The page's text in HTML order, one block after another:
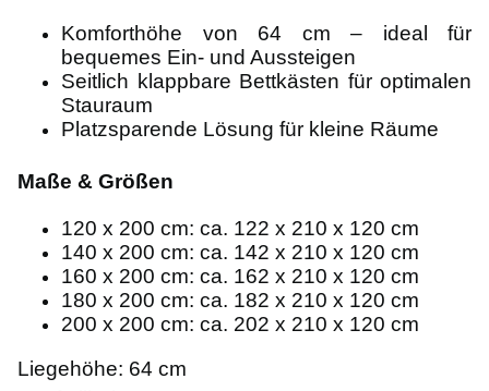
Komforthöhe von 64 cm – ideal für
bequemes Ein- und Aussteigen
Seitlich klappbare Bettkästen für optimalen
Stauraum
Platzsparende Lösung für kleine Räume
Maße & Größen
120 x 200 cm: ca. 122 x 210 x 120 cm
140 x 200 cm: ca. 142 x 210 x 120 cm
160 x 200 cm: ca. 162 x 210 x 120 cm
180 x 200 cm: ca. 182 x 210 x 120 cm
200 x 200 cm: ca. 202 x 210 x 120 cm
Liegehöhe: 64 cm